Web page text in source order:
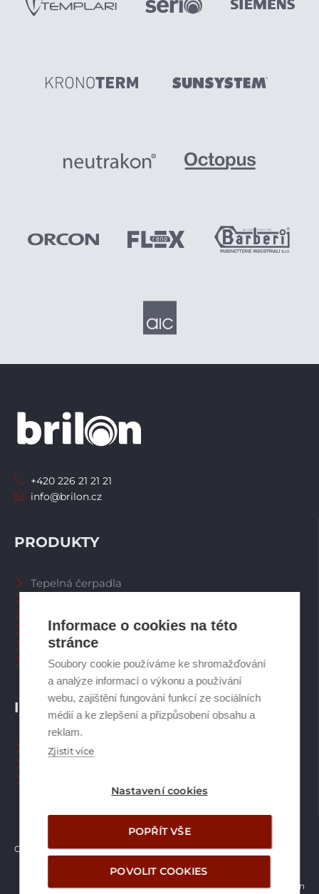
Informace o cookies na této
stránce
Soubory cookie používáme ke shromažďování
a analýze informací o výkonu a používání
webu, zajištění fungování funkcí ze sociálních
médií a ke zlepšení a přizpůsobení obsahu a
reklam.
Zjistit více
Nastavení cookies
POPŘÍT VŠE
POVOLIT COOKIES
INFORMACE
Naši pracovníci CZ
PRODUKTY
Tepelná čerpadla
Spalinové systémy
Plynové kotle
Ostatní příslušenství
+420 226 21 21 21
info@brilon.cz
Copyright © Brilon a.s. 2026
Vytvořilo studio Žalud Design